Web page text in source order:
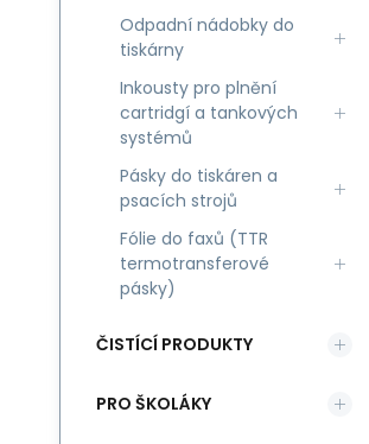
Odpadní nádobky do
tiskárny
Inkousty pro plnění
cartridgí a tankových
systémů
Pásky do tiskáren a
psacích strojů
Fólie do faxů (TTR
termotransferové
pásky)
ČISTÍCÍ PRODUKTY
PRO ŠKOLÁKY